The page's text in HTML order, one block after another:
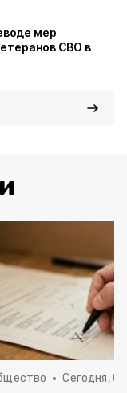
мер
СВО в
Сегодня,